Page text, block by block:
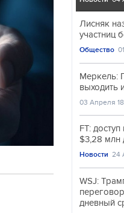
Лисняк
участниц
Общество
Меркель:
выходить
03 Апреля
FT:
$3,28 млн
Новости 24
WSJ:
дневный